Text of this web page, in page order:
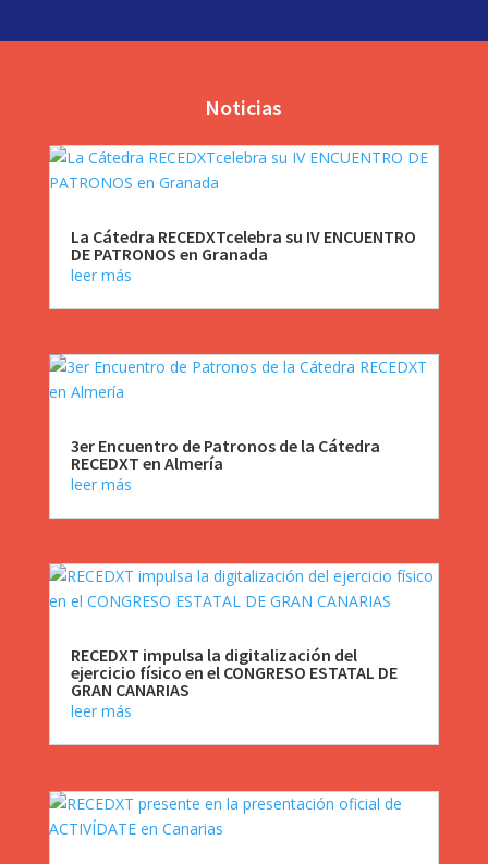
Noticias
La Cátedra RECEDXTcelebra su IV ENCUENTRO
DE PATRONOS en Granada
leer más
3er Encuentro de Patronos de la Cátedra
RECEDXT en Almería
leer más
RECEDXT impulsa la digitalización del
ejercicio físico en el CONGRESO ESTATAL DE
GRAN CANARIAS
leer más